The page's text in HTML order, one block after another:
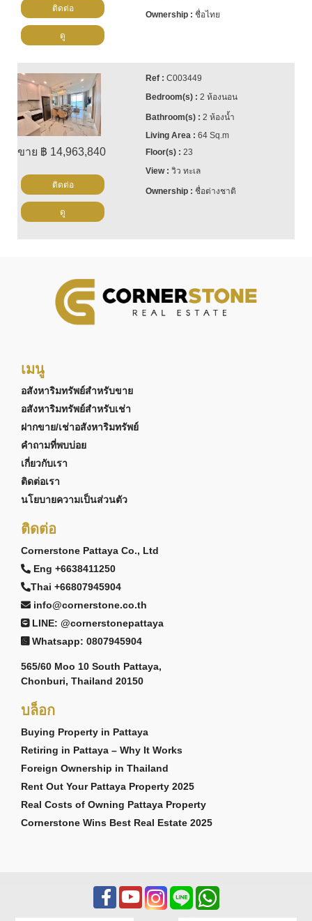
ชื่อไทย
ติดต่อ
ดู
ขาย ฿ 14,963,840
C003449
2 ห้องนอน
2 ห้องน้ำ
64 Sq.m
23
วิว ทะเล
ชื่อต่างชาติ
ติดต่อ
ดู
เมนู
อสังหาริมทรัพย์สำหรับขาย
อสังหาริมทรัพย์สำหรับเช่า
ฝากขาย/เช่าอสังหาริมทรัพย์
คำถามที่พบบ่อย
เกี่ยวกับเรา
ติดต่อเรา
นโยบายความเป็นส่วนตัว
ติดต่อ
Cornerstone Pattaya Co., Ltd
Eng +6638411250
Thai +66807945904
info@cornerstone.co.th
LINE: @cornerstonepattaya
Whatsapp: 0807945904
565/60 Moo 10 South Pattaya,
Chonburi, Thailand 20150
บล็อก
Buying Property in Pattaya
Retiring in Pattaya – Why It Works
Foreign Ownership in Thailand
Rent Out Your Pattaya Property 2025
Real Costs of Owning Pattaya Property
Cornerstone Wins Best Real Estate 2025